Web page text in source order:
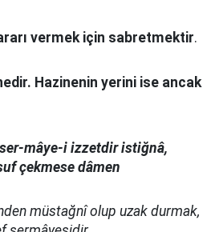
vermek için sabretmektir.
Hazinenin yerini ise ancak
mâye-i izzetdir istiğnâ,
çekmese dâmen
müstağnî olup uzak durmak,